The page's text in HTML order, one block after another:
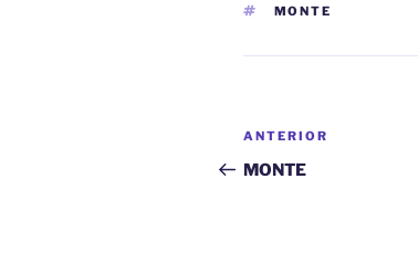
ETIQUETAS
MONTE
Navegación
de
Entrada
anterior:
ANTERIOR
MONTE